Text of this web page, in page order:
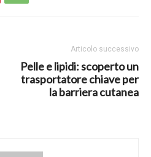
Articolo successivo
Pelle e lipidi: scoperto un
trasportatore chiave per
la barriera cutanea